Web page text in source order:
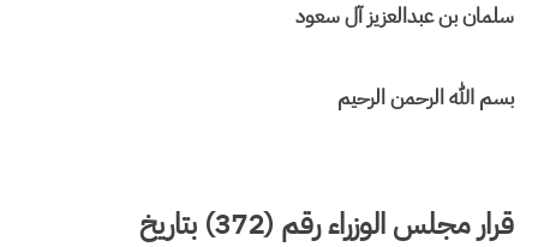
سلمان بن عبدالعزيز آل سعود
بسم الله الرحمن الرحيم
قرار مجلس الوزراء رقم (372) بتاريخ